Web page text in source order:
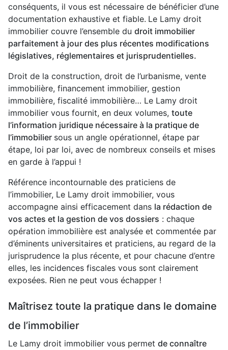
conséquents, il vous est nécessaire de bénéficier d’une
documentation exhaustive et fiable. Le Lamy droit
immobilier couvre l’ensemble du droit immobilier
parfaitement à jour des plus récentes modifications
législatives, réglementaires et jurisprudentielles.
Droit de la construction, droit de l’urbanisme, vente
immobilière, financement immobilier, gestion
immobilière, fiscalité immobilière… Le Lamy droit
immobilier vous fournit, en deux volumes, toute
l’information juridique nécessaire à la pratique de
l’immobilier sous un angle opérationnel, étape par
étape, loi par loi, avec de nombreux conseils et mises
en garde à l’appui !
Référence incontournable des praticiens de
l’immobilier, Le Lamy droit immobilier, vous
accompagne ainsi efficacement dans la rédaction de
vos actes et la gestion de vos dossiers : chaque
opération immobilière est analysée et commentée par
d’éminents universitaires et praticiens, au regard de la
jurisprudence la plus récente, et pour chacune d’entre
elles, les incidences fiscales vous sont clairement
exposées. Rien ne peut vous échapper !
Maîtrisez toute la pratique dans le domaine
de l’immobilier
Le Lamy droit immobilier vous permet de connaître